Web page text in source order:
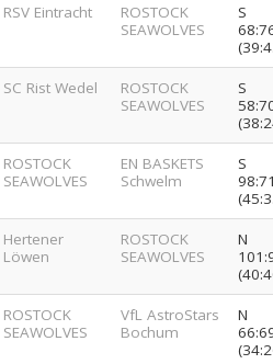
RSV Eintracht
ROSTOCK
SEAWOLVES
S
SC Rist Wedel
ROSTOCK
SEAWOLVES
S
ROSTOCK
SEAWOLVES
EN BASKETS
Schwelm
S
Hertener
Löwen
ROSTOCK
SEAWOLVES
N
ROSTOCK
SEAWOLVES
VfL AstroStars
Bochum
N